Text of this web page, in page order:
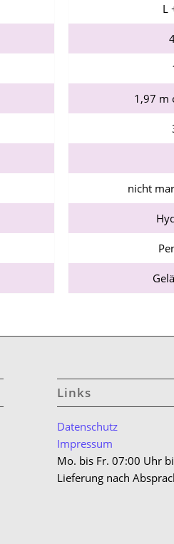
L
1,97 m
nicht
Links
Datenschutz
Impressum
Mo. bis Fr. 07:00 Uhr
Lieferung nach